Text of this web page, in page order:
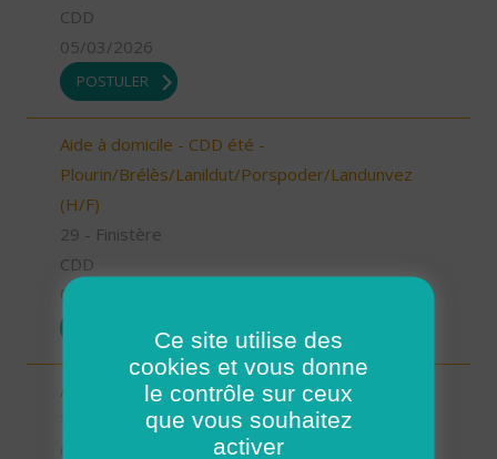
CDD
05/03/2026
POSTULER
Aide à domicile - CDD été -
Plourin/Brélès/Lanildut/Porspoder/Landunvez
(H/F)
29 - Finistère
CDD
05/03/2026
Auxiliaire de vie sociale - Les Bauges (73) (H/F)
Ce site utilise des
cookies et vous donne
le contrôle sur ceux
que vous souhaitez
activer